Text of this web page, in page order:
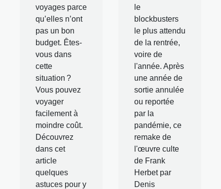
voyages parce
qu’elles n’ont
pas un bon
budget. Êtes-
vous dans
cette
situation ?
Vous pouvez
voyager
facilement à
moindre coût.
Découvrez
dans cet
article
quelques
astuces pour y
le
blockbusters
le plus attendu
de la rentrée,
voire de
l'année. Après
une année de
sortie annulée
ou reportée
par la
pandémie, ce
remake de
l'œuvre culte
de Frank
Herbet par
Denis